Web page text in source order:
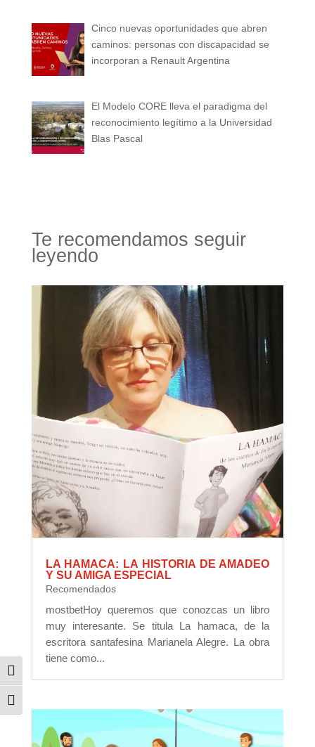
Alternar alto contraste
Alternar tamaño de letra
Cinco nuevas oportunidades que abren
caminos: personas con discapacidad se
incorporan a Renault Argentina
El Modelo CORE lleva el paradigma del
reconocimiento legítimo a la Universidad
Blas Pascal
Te recomendamos seguir
leyendo
LA HAMACA: LA HISTORIA DE AMADEO
Y SU AMIGA ESPECIAL
Recomendados
mostbetHoy queremos que conozcas un libro
muy interesante. Se titula La hamaca, de la
escritora santafesina Marianela Alegre. La obra
tiene como...